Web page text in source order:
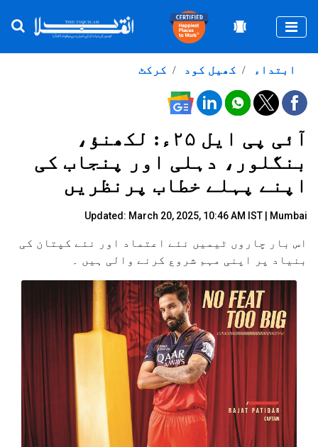
کرکٹ کھیل کود ابتداء
آئی پی ایل ۲۵ء: لکھنؤ،
بنگلور، دہلی اور پنجاب کی
اپنے پہلے خطاب پرنظریں
Updated: March 20, 2025, 10:46 AM IST | Mumbai
اس بار چاروں ٹیمیں نئے اعتماد اور نئے کپتان کی
بنیاد پر اپنی مہم شروع کرنے والی ہیں ۔